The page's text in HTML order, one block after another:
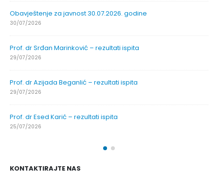
Obavještenje za javnost 30.07.2026. godine
30/07/2026
Prof. dr Srđan Marinković – rezultati ispita
29/07/2026
Prof. dr Azijada Beganlić – rezultati ispita
29/07/2026
Prof. dr Esed Karić – rezultati ispita
25/07/2026
KONTAKTIRAJTE NAS